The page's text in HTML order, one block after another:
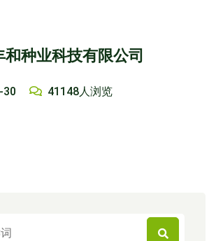
种业科技有限公司
30 41148人浏览